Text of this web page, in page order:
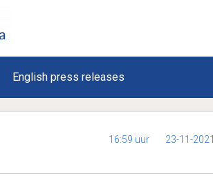
English press releases
16:59 uur 23-11-2021